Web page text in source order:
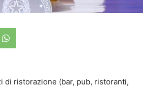
di ristorazione (bar, pub, ristoranti,